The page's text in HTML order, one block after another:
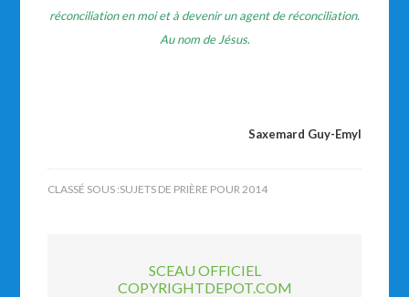
réconciliation en moi et à devenir un agent de réconciliation.
Au nom de Jésus.
Saxemard Guy-Emyl
CLASSÉ SOUS :SUJETS DE PRIÈRE POUR 2014
SCEAU OFFICIEL
COPYRIGHTDEPOT.COM